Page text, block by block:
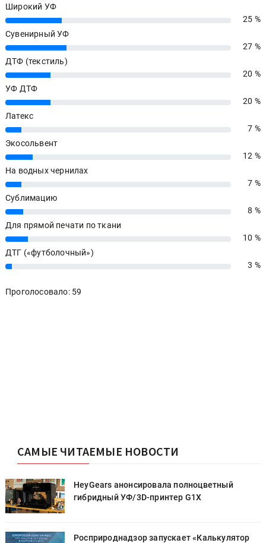
Широкий УФ
25%
25 %
Сувенирный УФ
27%
27 %
ДТФ (текстиль)
20%
20 %
УФ ДТФ
20%
20 %
Латекс
7%
7 %
Экосольвент
12%
12 %
На водных чернилах
7%
7 %
Сублимацию
8%
8 %
Для прямой печати по ткани
10%
10 %
ДТГ («футболочный»)
3% 3 %
Проголосовало: 59
САМЫЕ ЧИТАЕМЫЕ НОВОСТИ
HeyGears анонсировала полноцветный
гибридный УФ/3D-принтер G1X
Росприроднадзор запускает «Калькулятор